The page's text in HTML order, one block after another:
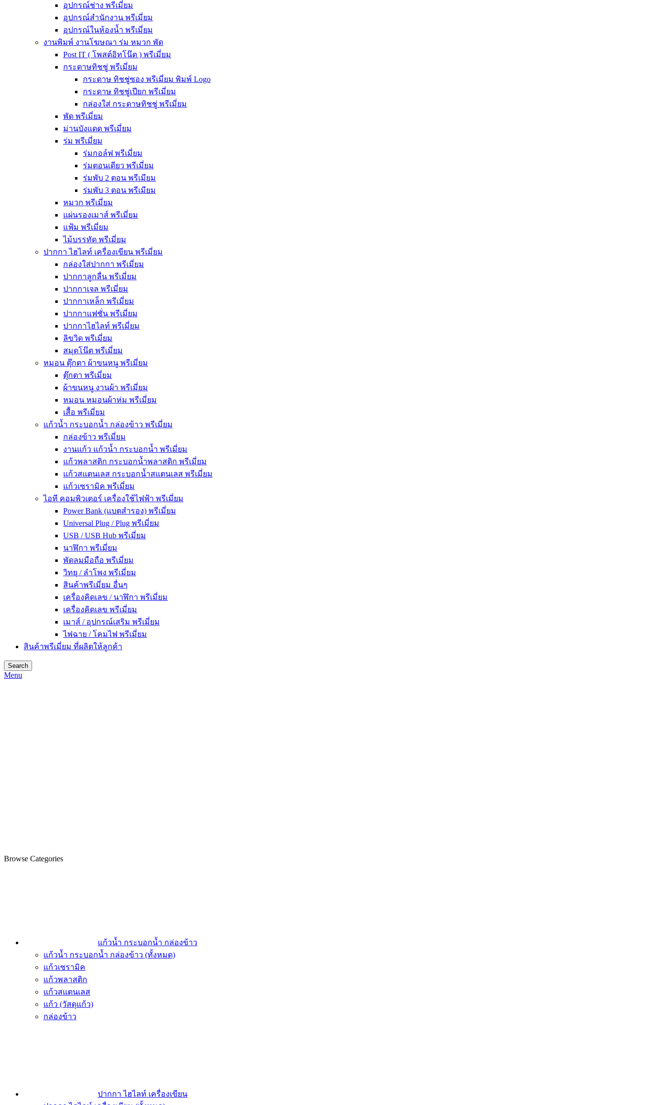
อุปกรณ์ช่าง พรีเมี่ยม
อุปกรณ์สำนักงาน พรีเมี่ยม
อุปกรณ์ในห้องน้ำ พรีเมี่ยม
งานพิมพ์ งานโฆษณา ร่ม หมวก พัด
Post IT ( โพสต์อิทโน๊ต ) พรีเมี่ยม
กระดาษทิชชู่ พรีเมี่ยม
กระดาษ ทิชชู่ซอง พรีเมี่ยม พิมพ์ Logo
กระดาษ ทิชชู่เปียก พรีเมี่ยม
กล่องใส่ กระดาษทิชชู่ พรีเมี่ยม
พัด พรีเมี่ยม
ม่านบังแดด พรีเมี่ยม
ร่ม พรีเมี่ยม
ร่มกอล์ฟ พรีเมี่ยม
ร่มตอนเดียว พรีเมี่ยม
ร่มพับ 2 ตอน พรีเมียม
ร่มพับ 3 ตอน พรีเมียม
หมวก พรีเมี่ยม
แผ่นรองเมาส์ พรีเมี่ยม
แฟ้ม พรีเมี่ยม
ไม้บรรทัด พรีเมี่ยม
ปากกา ไฮไลท์ เครื่องเขียน พรีเมี่ยม
กล่องใส่ปากกา พรีเมี่ยม
ปากกาลูกลื่น พรีเมี่ยม
ปากกาเจล พรีเมี่ยม
ปากกาเหล็ก พรีเมี่ยม
ปากกาแฟชั่น พรีเมี่ยม
ปากกาไฮไลท์ พรีเมี่ยม
ลิขวิด พรีเมี่ยม
สมุดโน๊ต พรีเมี่ยม
หมอน ตุ๊กตา ผ้าขนหนู พรีเมี่ยม
ตุ๊กตา พรีเมี่ยม
ผ้าขนหนู งานผ้า พรีเมี่ยม
หมอน หมอนผ้าห่ม พรีเมี่ยม
เสื้อ พรีเมี่ยม
แก้วน้ำ กระบอกน้ำ กล่องข้าว พรีเมี่ยม
กล่องข้าว พรีเมี่ยม
งานแก้ว แก้วน้ำ กระบอกน้ำ พรีเมี่ยม
แก้วพลาสติก กระบอกน้ำพลาสติก พรีเมี่ยม
แก้วสแตนเลส กระบอกน้ำสแตนเลส พรีเมี่ยม
แก้วเซรามิค พรีเมี่ยม
ไอที คอมพิวเตอร์ เครื่องใช้ไฟฟ้า พรีเมี่ยม
Power Bank (แบตสำรอง) พรีเมี่ยม
Universal Plug / Plug พรีเมี่ยม
USB / USB Hub พรีเมี่ยม
นาฬิกา พรีเมี่ยม
พัดลมมือถือ พรีเมี่ยม
วิทยุ / ลำโพง พรีเมี่ยม
สินค้าพรีเมี่ยม อื่นๆ
เครื่องคิดเลข / นาฬิกา พรีเมี่ยม
เครื่องคิดเลข พรีเมี่ยม
เมาส์ / อุปกรณ์เสริม พรีเมี่ยม
ไฟฉาย / โคมไฟ พรีเมี่ยม
สินค้าพรีเมี่ยม ที่ผลิตให้ลูกค้า
Search
Menu
Browse Categories
แก้วน้ำ กระบอกน้ำ กล่องข้าว
แก้วน้ำ กระบอกน้ำ กล่องข้าว (ทั้งหมด)
แก้วเซรามิค
แก้วพลาสติก
แก้วสแตนเลส
แก้ว (วัสดุแก้ว)
กล่องข้าว
ปากกา ไฮไลท์ เครื่องเขียน